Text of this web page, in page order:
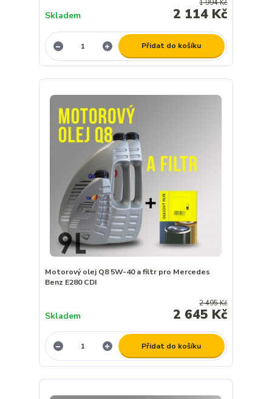
1 994 Kč
2 114 Kč
Skladem
Přidat do košíku
Motorový olej Q8 5W-40 a filtr pro Mercedes
Benz E280 CDI
2 495 Kč
2 645 Kč
Skladem
Přidat do košíku